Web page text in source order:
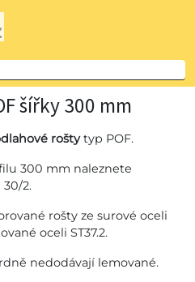
šířky 300 mm
roštytyp POF.
300 mm naleznete
2.
rošty ze surové oceli
oceli ST37.2.
nedodávají lemované.